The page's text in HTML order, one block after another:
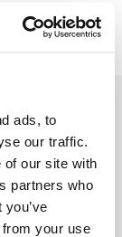
ads, to
our traffic.
of our site with
partners who
your use